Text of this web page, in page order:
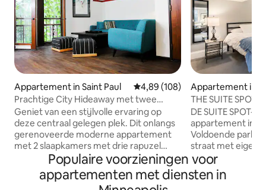
Appartement in Saint Paul Gemiddelde beoordeling van
4,89 (108)
Prachtige City Hideaway met twee
slaapkamers in de bomen
Geniet van een stijlvolle ervaring op
deze centraal gelegen plek. Dit onlangs
gerenoveerde moderne appartement
met 2 slaapkamers met drie rapuzel
balkons die uitkomen in de bomen op
deze eenheid op de tweede verdieping.
Het is een prachtige plek om te
Appartement in
- Groveland
THE SUITE SPOT
gebied met
DE SUITE SPOT-
appartement in
Voldoende
straat met eigen
centraal gelegen,
loopafstand van
Gerenoveerd in
Populaire voorzieningen voor
appartementen met diensten in